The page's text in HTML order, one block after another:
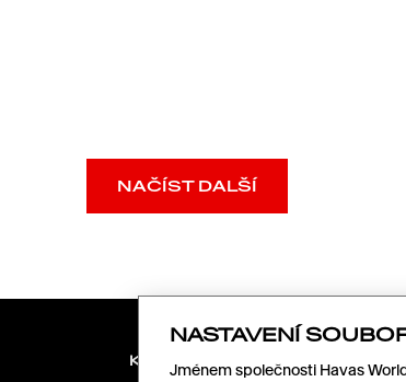
NAČÍST DALŠÍ
KARIÉRA
NASTAVENÍ
Jménem společnosti Havas